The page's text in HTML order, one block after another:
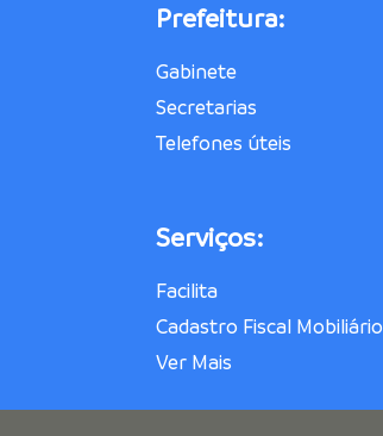
Prefeitura:
Gabinete
Secretarias
Telefones úteis
Serviços:
Facilita
Cadastro Fiscal Mobiliário
Ver Mais